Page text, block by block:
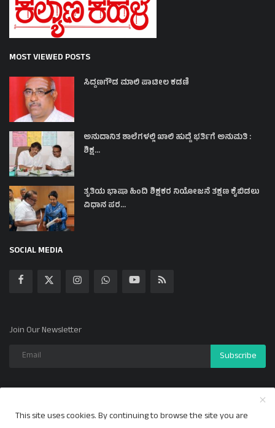
MOST VIEWED POSTS
ಸಿದ್ದಣಗೌಡ ಮಾಲಿ ಪಾಟೀಲ ಕಡಣಿ
ಅನುದಾನಿತ ಶಾಲೆಗಳಲ್ಲಿ ಖಾಲಿ ಹುದ್ದೆ ಭರ್ತಿಗೆ ಅನುಮತಿ :
ಶಿಕ್ಷ...
ತೃತಿಯ ಭಾಷಾ ಹಿಂದಿ ಶಿಕ್ಷಕರ ನಿಯೋಜನೆ ತಕ್ಷಣ ಕೈಬಿಡಲು
ವಿಧಾನ ಪರ...
SOCIAL MEDIA
Join Our Newsletter
Subscribe
This site uses cookies. By continuing to browse the site you are